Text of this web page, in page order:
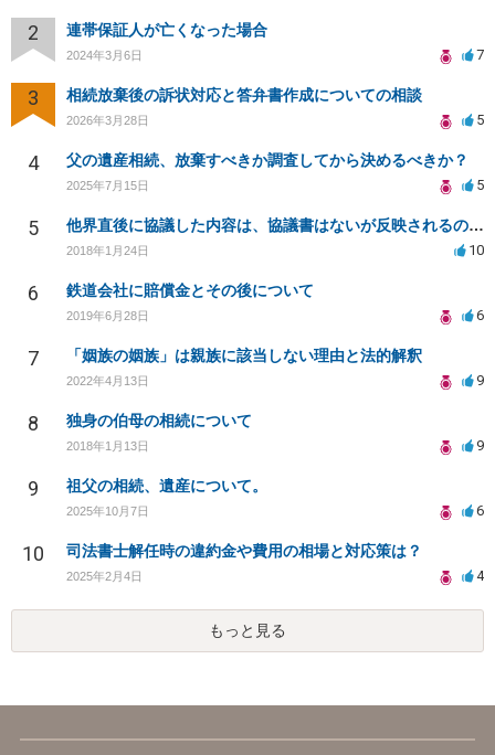
2 連帯保証人が亡くなった場合
2024年3月6日 7
3 相続放棄後の訴状対応と答弁書作成についての相談
2026年3月28日 5
4 父の遺産相続、放棄すべきか調査してから決めるべきか？
2025年7月15日 5
5 他界直後に協議した内容は、協議書はないが反映されるのでしょうか？
2018年1月24日 10
6 鉄道会社に賠償金とその後について
2019年6月28日 6
7 「姻族の姻族」は親族に該当しない理由と法的解釈
2022年4月13日 9
8 独身の伯母の相続について
2018年1月13日 9
9 祖父の相続、遺産について。
2025年10月7日 6
10 司法書士解任時の違約金や費用の相場と対応策は？
2025年2月4日 4
もっと見る